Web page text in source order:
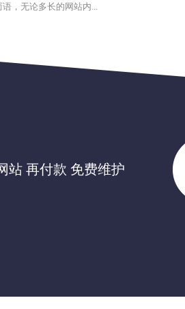
语，无论多长的网站内...
站 再付款 免费维护